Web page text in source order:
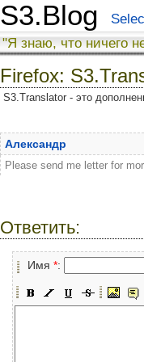
S3.Blog
"Я знаю, что ничего
Firefox:
S3.Translator - это
Александр
Please send me letter for
Ответить:
Имя *: